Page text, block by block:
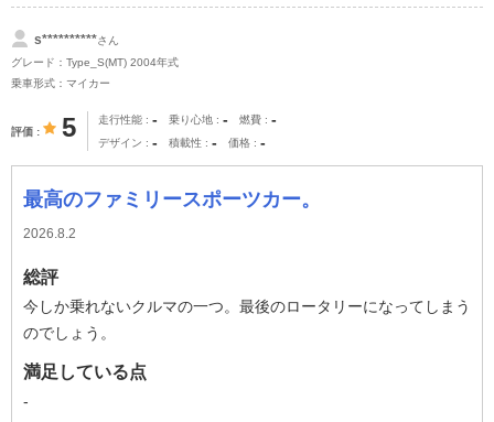
s**********さん
グレード：Type_S(MT) 2004年式
乗車形式：マイカー
評価 5 走行性能 - 乗り心地 - 燃費 -
デザイン - 積載性 - 価格 -
最高のファミリースポーツカー。
2026.8.2
総評
今しか乗れないクルマの一つ。最後のロータリーになってしまう
のでしょう。
満足している点
-